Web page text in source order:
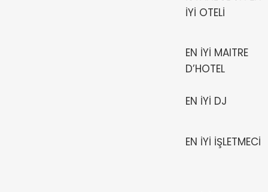
İYİ OTELİ
EN İYİ MAITRE
D’HOTEL
EN İYİ DJ
EN İYİ İŞLETMECİ